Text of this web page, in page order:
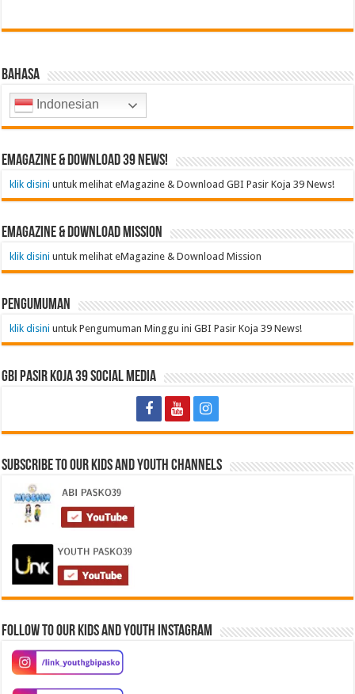
Bahasa
Indonesian
emagazine & Download 39 News!
klik disiniuntuk melihat eMagazine & Download GBI Pasir Koja 39 News!
emagazine & Download Mission
klik disiniuntuk melihat eMagazine & Download Mission
Pengumuman
klik disiniuntuk Pengumuman Minggu ini GBI Pasir Koja 39 News!
GBI Pasir Koja 39 Social Media
Subscribe to Our Kids and Youth Channels
Follow to our Kids and Youth Instagram